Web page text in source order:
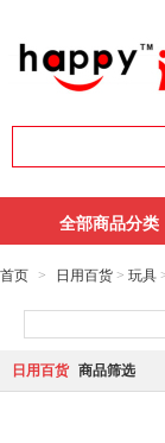
全部商品分类
首页 > 日用百货 > 玩具
日用百货 商品筛选